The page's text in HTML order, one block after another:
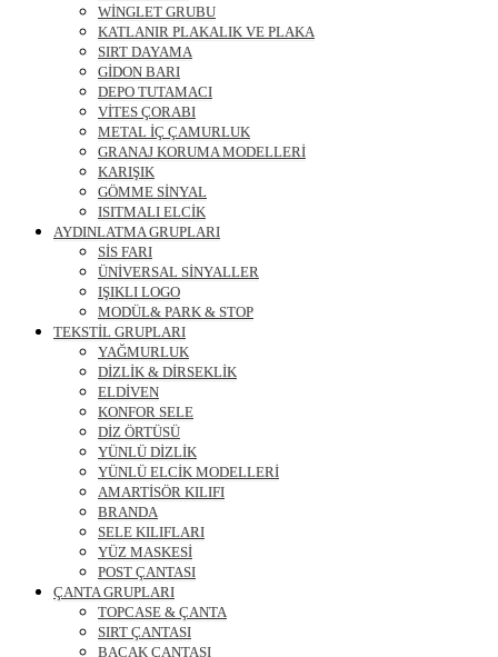
WİNGLET GRUBU
KATLANIR PLAKALIK VE PLAKA
SIRT DAYAMA
GİDON BARI
DEPO TUTAMACI
VİTES ÇORABI
METAL İÇ ÇAMURLUK
GRANAJ KORUMA MODELLERİ
KARIŞIK
GÖMME SİNYAL
ISITMALI ELCİK
AYDINLATMA GRUPLARI
SİS FARI
ÜNİVERSAL SİNYALLER
IŞIKLI LOGO
MODÜL& PARK & STOP
TEKSTİL GRUPLARI
YAĞMURLUK
DİZLİK & DİRSEKLİK
ELDİVEN
KONFOR SELE
DİZ ÖRTÜSÜ
YÜNLÜ DİZLİK
YÜNLÜ ELCİK MODELLERİ
AMARTİSÖR KILIFI
BRANDA
SELE KILIFLARI
YÜZ MASKESİ
POST ÇANTASI
ÇANTA GRUPLARI
TOPCASE & ÇANTA
SIRT ÇANTASI
BACAK ÇANTASI